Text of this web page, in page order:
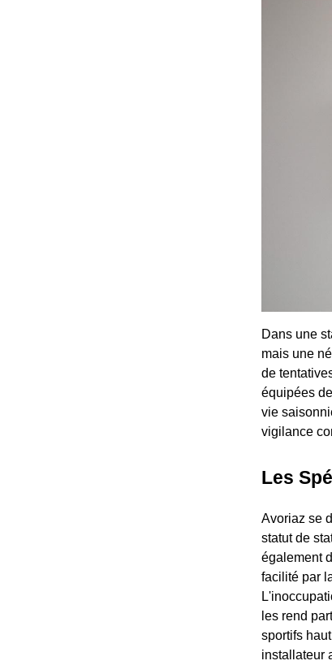
Dans une
mais une
de
équipées
vie
vigilance
Les
Avoriaz se
statut de
également
facilité par
les rend
sportifs
installateur